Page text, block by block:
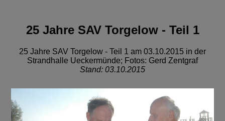
25 Jahre SAV Torgelow - Teil 1
25 Jahre SAV Torgelow - Teil 1 am 03.10.2015 in der
Strandhalle Ueckermünde; Fotos: Gerd Zentgraf
Stand: 03.10.2015